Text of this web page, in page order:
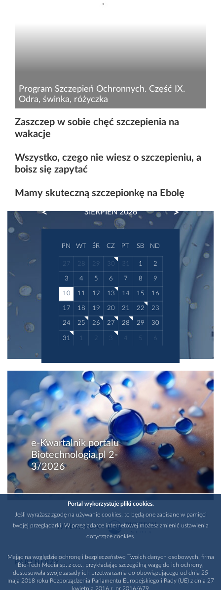
Program Szczepień Ochronnych. Część IX.
Odra, świnka, różyczka
Odra, świnka i różyczka to ostre choroby
wirusowe o bardzo wysokiej zakaźności. Choć
w większości przypadków zachorowania u
dzieci mają łagodny przebieg, choroby te mogą
prowadzić do ciężkich...
Zaszczep w sobie chęć szczepienia na
wakacje
Wszystko, czego nie wiesz o szczepieniu, a
boisz się zapytać
Mamy skuteczną szczepionkę na Ebolę
SIERPIEŃ 2026
PREVIOUS NEXT
PN WT ŚR CZ PT SB ND
27 28 29 30 31 1 2
3 4 5 6 7 8 9
10 11 12 13 14 15 16
17 18 19 20 21 22 23
24 25 26 27 28 29 30
31 1 2 3 4 5 6
e-Kwartalnik portalu
Biotechnologia.pl 2-
3/2026
WYDAWCA
PARTNERZY
Portal wykorzystuje pliki cookies.
Jeśli wyrażasz zgodę na używanie cookies, to będą one zapisane w pamięci
twojej przeglądarki. W przeglądarce internetowej możesz zmienić ustawienia
dotyczące cookies.
Mając na względzie ochronę i bezpieczeństwo Twoich danych osobowych, firma
Bio-Tech Media sp. z o.o., przykładając szczególną wagę do ich ochrony,
dostosowała swoje zasady ich przetwarzania do obowiązującego od dnia 25
maja 2018 roku Rozporządzenia Parlamentu Europejskiego i Rady (UE) z dnia 27
kwietnia 2016 r. nr 2016/679